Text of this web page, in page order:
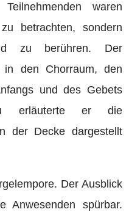
waren
betrachten, sondern
zu berühren. Der
in den Chorraum, den
und des Gebets
erläuterte er die
der Decke dargestellt
Der Ausblick
Anwesenden spürbar.